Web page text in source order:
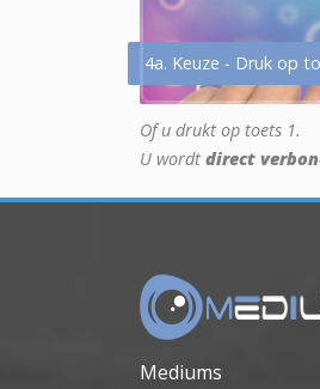
4a. Keuze - Druk op
Of u drukt op toets 1.
U wordt direct
Mediums